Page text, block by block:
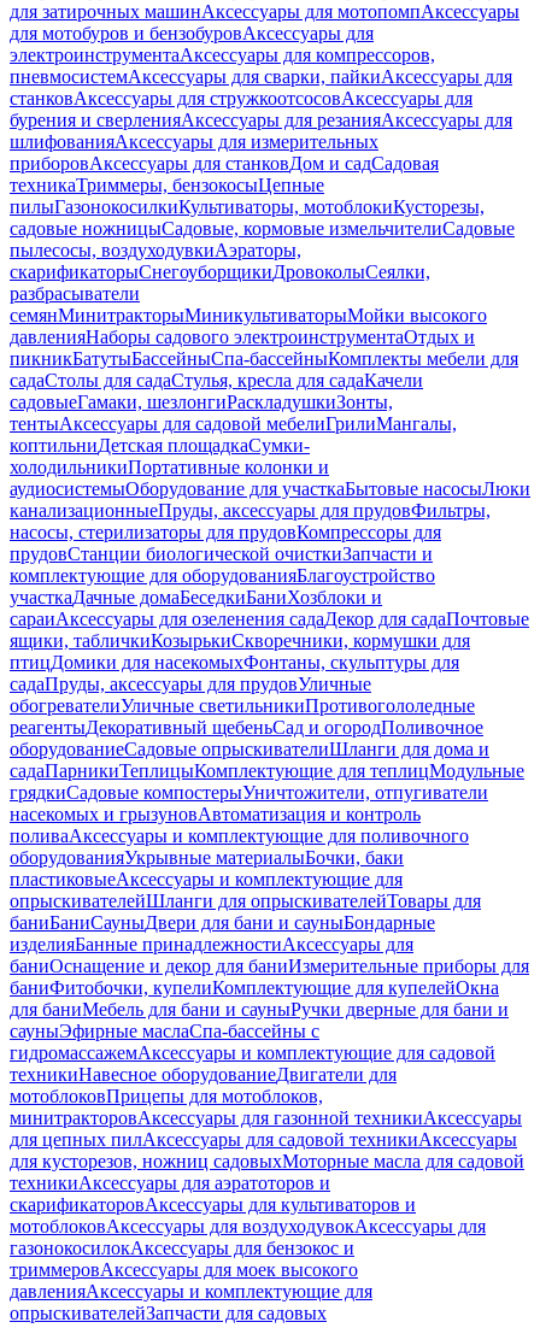
для затирочных машинАксессуары для мотопомпАксессуары
для мотобуров и бензобуровАксессуары для
электроинструментаАксессуары для компрессоров,
пневмосистемАксессуары для сварки, пайкиАксессуары для
станковАксессуары для стружкоотсосовАксессуары для
бурения и сверленияАксессуары для резанияАксессуары для
шлифованияАксессуары для измерительных
приборовАксессуары для станковДом и садСадовая
техникаТриммеры, бензокосыЦепные
пилыГазонокосилкиКультиваторы, мотоблокиКусторезы,
садовые ножницыСадовые, кормовые измельчителиСадовые
пылесосы, воздуходувкиАэраторы,
скарификаторыСнегоуборщикиДровоколыСеялки,
разбрасыватели
семянМинитракторыМиникультиваторыМойки высокого
давленияНаборы садового электроинструментаОтдых и
пикникБатутыБассейныСпа-бассейныКомплекты мебели для
садаСтолы для садаСтулья, кресла для садаКачели
садовыеГамаки, шезлонгиРаскладушкиЗонты,
тентыАксессуары для садовой мебелиГрилиМангалы,
коптильниДетская площадкаСумки-
холодильникиПортативные колонки и
аудиосистемыОборудование для участкаБытовые насосыЛюки
канализационныеПруды, аксессуары для прудовФильтры,
насосы, стерилизаторы для прудовКомпрессоры для
прудовСтанции биологической очисткиЗапчасти и
комплектующие для оборудованияБлагоустройство
участкаДачные домаБеседкиБаниХозблоки и
сараиАксессуары для озеленения садаДекор для садаПочтовые
ящики, табличкиКозырькиСкворечники, кормушки для
птицДомики для насекомыхФонтаны, скульптуры для
садаПруды, аксессуары для прудовУличные
обогревателиУличные светильникиПротивогололедные
реагентыДекоративный щебеньСад и огородПоливочное
оборудованиеСадовые опрыскивателиШланги для дома и
садаПарникиТеплицыКомплектующие для теплицМодульные
грядкиСадовые компостерыУничтожители, отпугиватели
насекомых и грызуновАвтоматизация и контроль
поливаАксессуары и комплектующие для поливочного
оборудованияУкрывные материалыБочки, баки
пластиковыеАксессуары и комплектующие для
опрыскивателейШланги для опрыскивателейТовары для
баниБаниСауныДвери для бани и сауныБондарные
изделияБанные принадлежностиАксессуары для
баниОснащение и декор для баниИзмерительные приборы для
баниФитобочки, купелиКомплектующие для купелейОкна
для баниМебель для бани и сауныРучки дверные для бани и
сауныЭфирные маслаСпа-бассейны с
гидромассажемАксессуары и комплектующие для садовой
техникиНавесное оборудованиеДвигатели для
мотоблоковПрицепы для мотоблоков,
минитракторовАксессуары для газонной техникиАксессуары
для цепных пилАксессуары для садовой техникиАксессуары
для кусторезов, ножниц садовыхМоторные масла для садовой
техникиАксессуары для аэратоторов и
скарификаторовАксессуары для культиваторов и
мотоблоковАксессуары для воздуходувокАксессуары для
газонокосилокАксессуары для бензокос и
триммеровАксессуары для моек высокого
давленияАксессуары и комплектующие для
опрыскивателейЗапчасти для садовых